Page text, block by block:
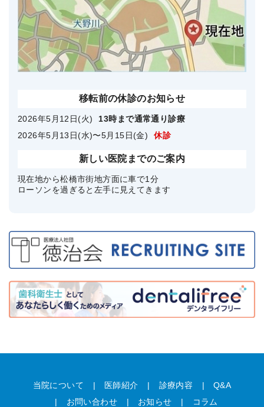
移転前の休診のお知らせ
2026年5月12日(火)
13時まで通常通り診療
2026年5月13日(水)〜5月15日(金)
休診
新しい医院までのご案内
現在地から松橋市街地方面に車で1分
ローソンを過ぎると左手に見えてきます
当院について 医師紹介 診療内容
Q&A
お問い合わせ
お知らせ コラム